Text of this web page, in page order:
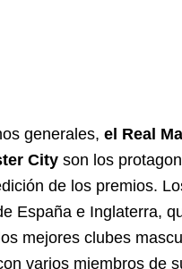
generales, el Real
City son los
de los premios.
España e Inglaterra,
mejores clubes
varios miembros de